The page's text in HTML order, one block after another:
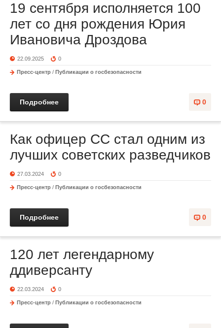
19 сентября исполняется 100
лет со дня рождения Юрия
Ивановича Дроздова
22.09.2025 0
Пресс-центр / Публикации о госбезопасности
0
Подробнее
Как офицер СС стал одним из
лучших советских разведчиков
27.03.2024 0
Пресс-центр / Публикации о госбезопасности
0
Подробнее
120 лет легендарному
ддиверсанту
22.03.2024 0
Пресс-центр / Публикации о госбезопасности